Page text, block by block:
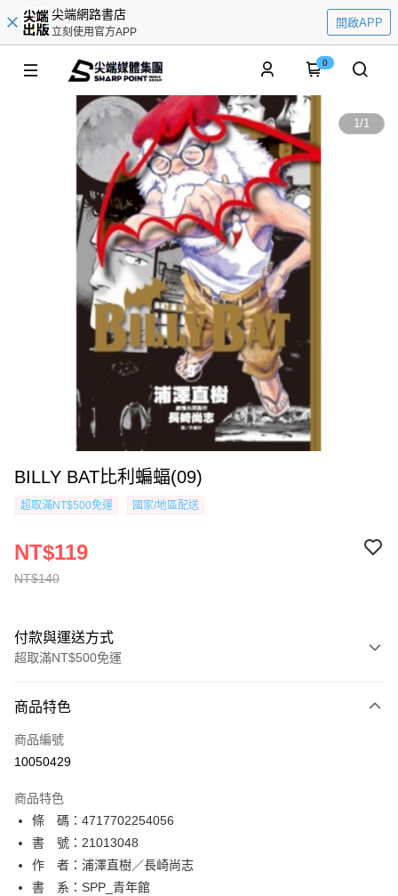
尖端網路書店
立刻使用官方APP
開啟APP
0
1/1
BILLY BAT比利蝙蝠(09)
超取滿NT$500免運 國家/地區配送
NT$140
NT$119
付款與運送方式
超取滿NT$500免運
信用卡一次付款
超商取貨付款
相關說明
【關於「AFTEE先享後付」】
AFTEE先享後付是「在收到商品之後才付款」的支付方式。 讓您購物簡單
便利好安心！
１．簡單：不需註冊會員、不需綁卡、不需儲值。
２．便利：只要手機號碼，簡訊認證，即可結帳。
ATM付款
運送方式
商品特色
商品編號
10050429
商品特色
條 碼：4717702254056
書 號：21013048
作 者：浦澤直樹／長崎尚志
書 系：SPP_青年館